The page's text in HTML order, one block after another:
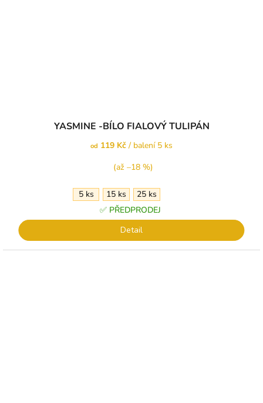
YASMINE -BÍLO FIALOVÝ TULIPÁN
od 119 Kč / balení 5 ks
(až –18 %)
5 ks 15 ks
25 ks
✅ PŘEDPRODEJ
Detail